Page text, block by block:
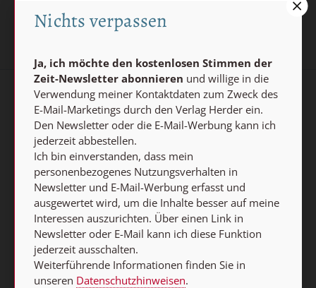
AGB und Widerrufsbelehrung Datenschutz
Barrierefreiheit Impressum
Vertrag widerrufen
Abo online kündigen
Nichts verpassen
Ja, ich möchte den kostenlosen Stimmen der
Zeit-Newsletter abonnieren und willige in die
Verwendung meiner Kontaktdaten zum Zweck des
E-Mail-Marketings durch den Verlag Herder ein.
Den Newsletter oder die E-Mail-Werbung kann ich
jederzeit abbestellen.
Ich bin einverstanden, dass mein
personenbezogenes Nutzungsverhalten in
Newsletter und E-Mail-Werbung erfasst und
ausgewertet wird, um die Inhalte besser auf meine
Interessen auszurichten. Über einen Link in
Newsletter oder E-Mail kann ich diese Funktion
jederzeit ausschalten.
Weiterführende Informationen finden Sie in
unseren Datenschutzhinweisen.